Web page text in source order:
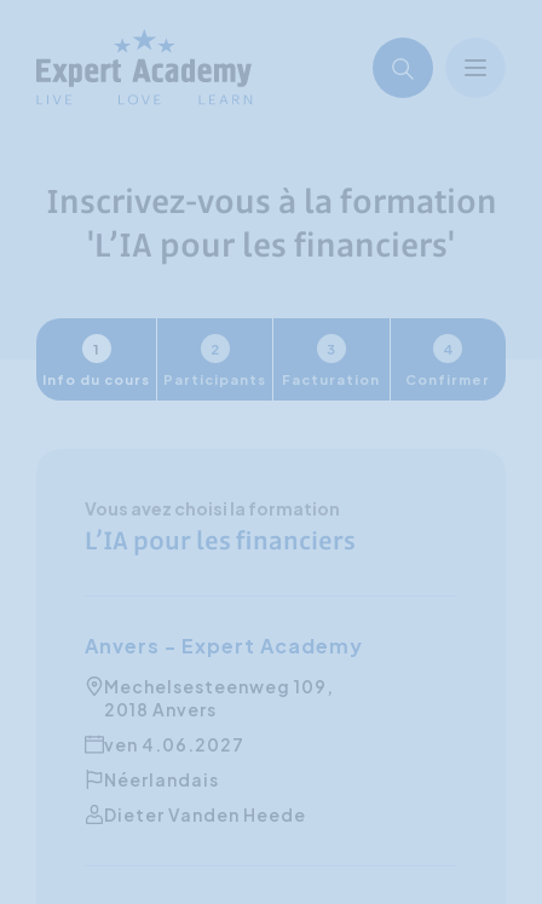
Inscrivez-vous à la formation
'L’IA pour les financiers'
1
Info du cours
2
Participants
3
Facturation
4
Confirmer
Vous avez choisi la formation
L’IA pour les financiers
Anvers - Expert Academy
Mechelsesteenweg 109,
2018 Anvers
ven 4.06.2027
Néerlandais
Dieter Vanden Heede